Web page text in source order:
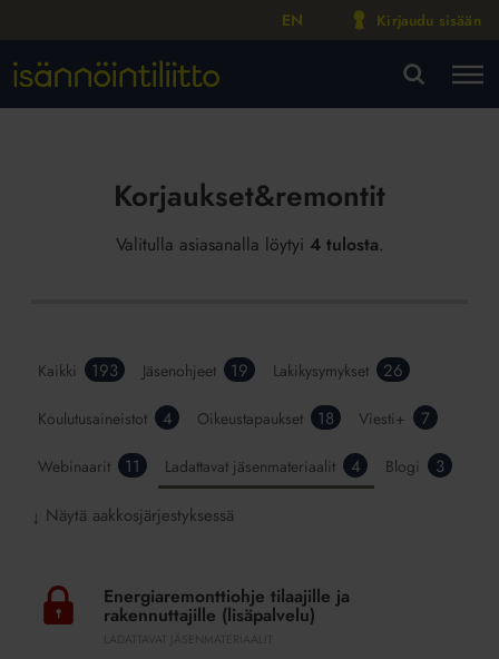
EN Kirjaudu sisään
Korjaukset&remontit
Valitulla asiasanalla löytyi 4 tulosta.
Kaikki 193 Jäsenohjeet 19 Lakikysymykset 26
Koulutusaineistot 4 Oikeustapaukset 18 Viesti+ 7
Webinaarit 11 Ladattavat jäsenmateriaalit 4 Blogi 3
↓ Näytä aakkosjärjestyksessä
tilaajille
Energiaremonttiohje tilaajille ja
rakennuttajille (lisäpalvelu)